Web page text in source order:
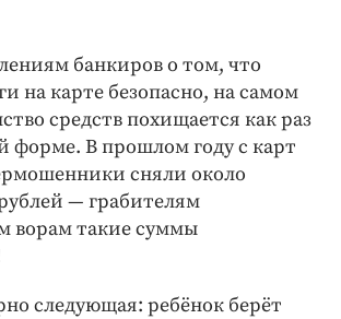
банкиров о том, что
на карте безопасно, на самом
средств похищается как раз
форме. В прошлом году с карт
сняли около
— грабителям
ворам такие суммы
следующая: ребёнок берёт